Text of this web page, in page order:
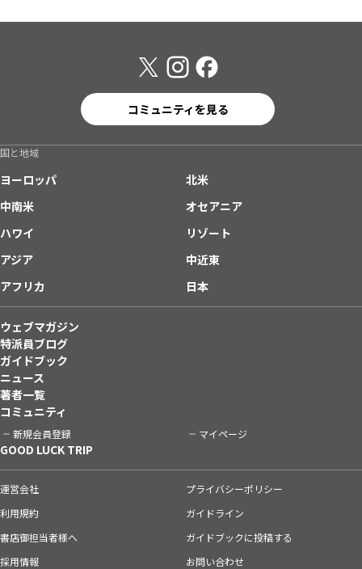
コミュニティを見る
国と地域
ヨーロッパ
北米
中南米
オセアニア
ハワイ
リゾート
アジア
中近東
アフリカ
日本
ウェブマガジン
特派員ブログ
ガイドブック
ニュース
著者一覧
コミュニティ
新規会員登録 マイページ
GOOD LUCK TRIP
運営会社
プライバシーポリシー
利用規約
ガイドライン
書店御担当者様へ
ガイドブックに投稿する
採用情報
お問い合わせ